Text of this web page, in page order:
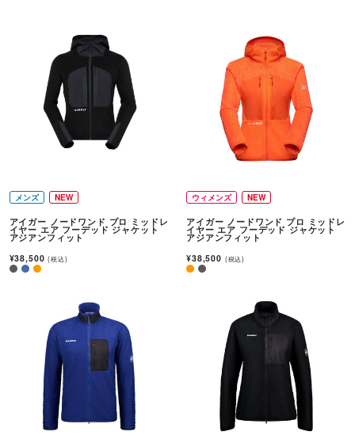
メンズ NEW
アイガー ノードワンド プロ ミッドレ
イヤー エア フーデッド ジャケット
アジアンフィット
¥38,500(税込)
ウィメンズ NEW
アイガー ノードワンド プロ ミッドレ
イヤー エア フーデッド ジャケット
アジアンフィット
¥38,500 (税込)